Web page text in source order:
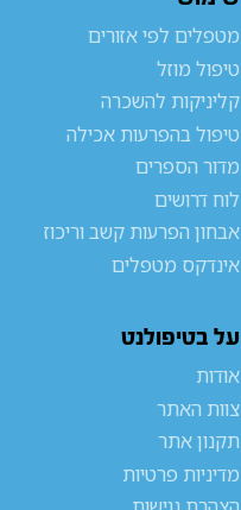
מטפלים לפי אזורים
טיפול מוזל
קליניקות להשכרה
טיפול בהפרעות אכילה
מדור הספרים
לוח דרושים
אבחון הפרעות קשב וריכוז
אינדקס מטפלים
על בטיפולנט
אודות
צוות האתר
תקנון אתר
מדיניות פרטיות